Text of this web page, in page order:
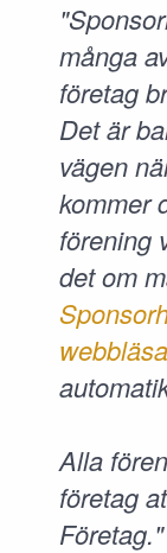
många
företag
Det är
vägen
kommer
förening
det om
Alla
företag
Företag."